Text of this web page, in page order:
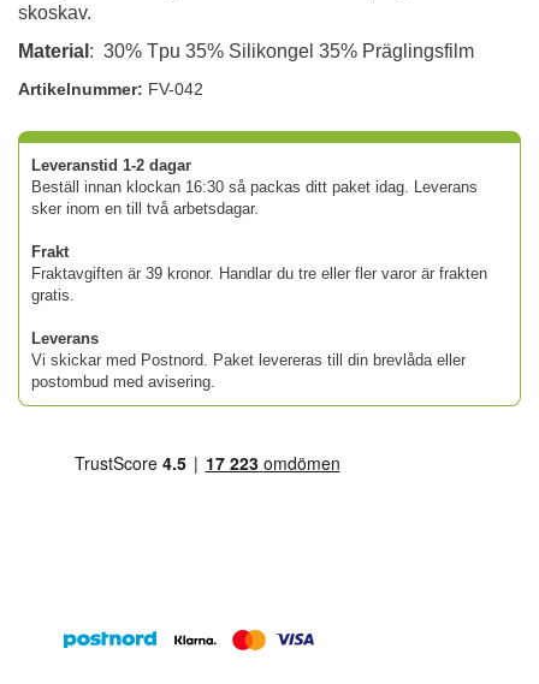
skoskav.
Material : 30% Tpu 35% Silikongel 35% Präglingsfilm
Artikelnummer: FV-042
Leveranstid 1-2 dagar
Beställ innan klockan 16:30 så packas ditt paket idag. Leverans
sker inom en till två arbetsdagar.
Frakt
Fraktavgiften är 39 kronor. Handlar du tre eller fler varor är frakten
gratis.
Leverans
Vi skickar med Postnord. Paket levereras till din brevlåda eller
postombud med avisering.